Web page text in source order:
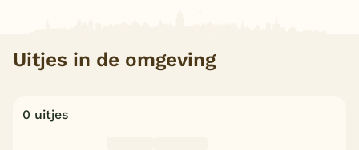
Uitjes in de omgeving
0 uitjes